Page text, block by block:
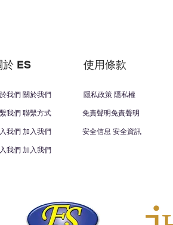
於 ES 使用條款
我們 關於我們
我們 聯繫方式
我們 加入我們
隱私政策 隱私權
免責聲明免責聲明
安全信息 安全資訊
我們 加入我們